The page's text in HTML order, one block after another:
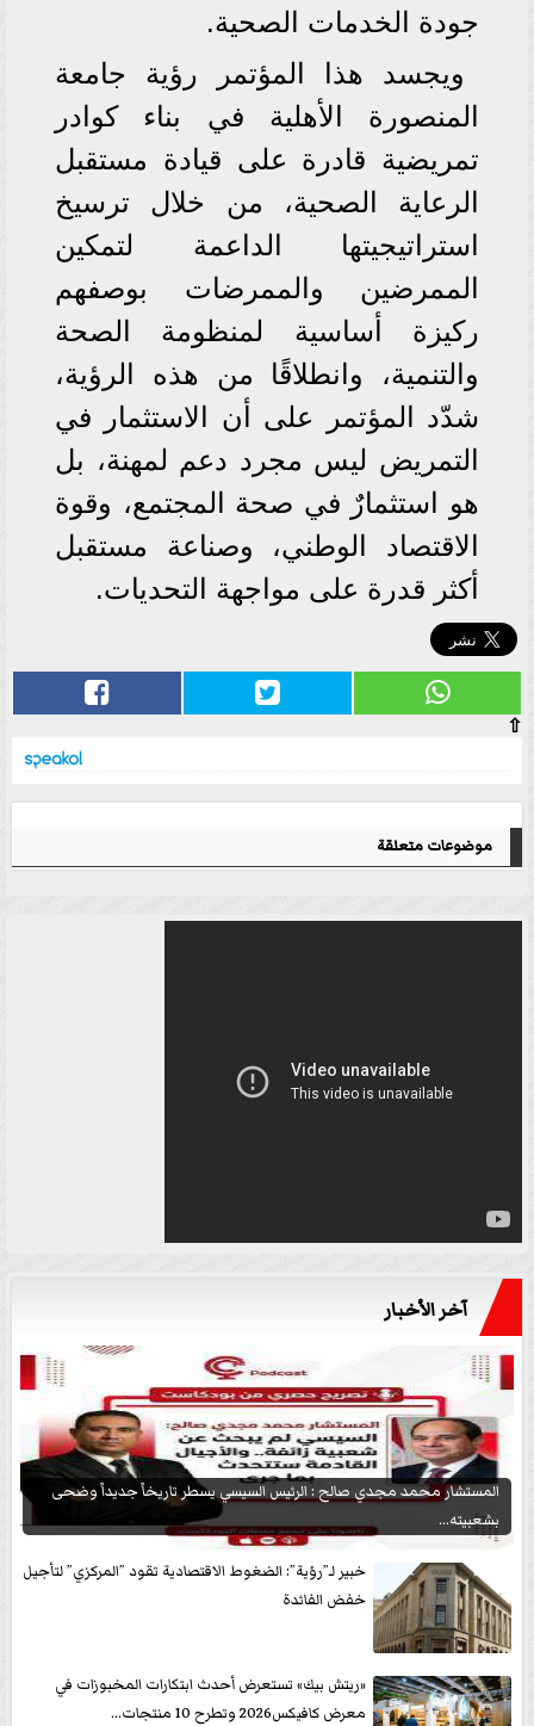
جودة الخدمات الصحية.
ويجسد هذا المؤتمر رؤية جامعة
المنصورة الأهلية في بناء كوادر
تمريضية قادرة على قيادة مستقبل
الرعاية الصحية، من خلال ترسيخ
استراتيجيتها الداعمة لتمكين
الممرضين والممرضات بوصفهم
ركيزة أساسية لمنظومة الصحة
والتنمية، وانطلاقًا من هذه الرؤية،
شدّد المؤتمر على أن الاستثمار في
التمريض ليس مجرد دعم لمهنة، بل
هو استثمارٌ في صحة المجتمع، وقوة
الاقتصاد الوطني، وصناعة مستقبل
أكثر قدرة على مواجهة التحديات.
⇧
موضوعات متعلقة
آخر الأخبار
المستشار محمد مجدي صالح : الرئيس السيسي يسطر تاريخاً جديداً وضحى
بشعبيته...
خبير لـ”رؤية”: الضغوط الاقتصادية تقود ”المركزي” لتأجيل
خفض الفائدة
«ريتش بيك» تستعرض أحدث ابتكارات المخبوزات في
معرض كافيكس2026 وتطرح 10 منتجات...